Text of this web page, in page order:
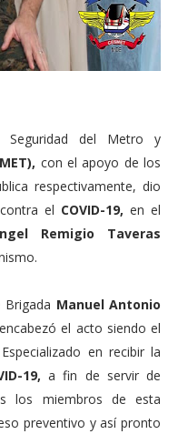
Seguridad del Metro y
con el apoyo de los
respectivamente, dio
el COVID-19, en el
Remigio Taveras
Brigada Manuel Antonio
el acto siendo el
en recibir la
19,a fin de servir de
los miembros de esta
preventivo y así pronto